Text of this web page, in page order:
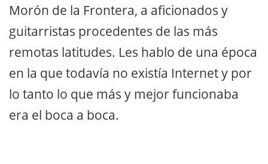
Morón de la Frontera, a aficionados y
guitarristas procedentes de las más
remotas latitudes. Les hablo de una época
en la que todavía no existía Internet y por
lo tanto lo que más y mejor funcionaba
era el boca a boca.